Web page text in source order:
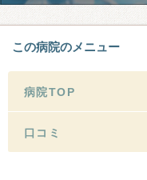
この病院のメニュー
病院TOP
口コミ